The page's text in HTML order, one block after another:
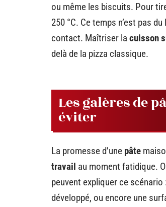
ou même les biscuits. Pour
250 °C. Ce temps n’est pas
contact. Maîtriser la cuisson
delà de la pizza classique.
Les galères de
éviter
La promesse d’une pâte
travail au moment fatidique.
peuvent expliquer ce
développé, ou encore une